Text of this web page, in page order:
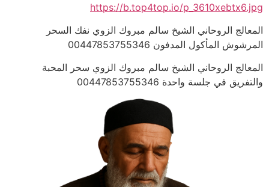
https://b.top4top.io/p_3610xebtx6.jpg
المعالج الروحاني الشيخ سالم مبروك الزوي نفك السحر
المرشوش المأكول المدفون 00447853755346
المعالج الروحاني الشيخ سالم مبروك الزوي سحر المحبة
والتفريق في جلسة واحدة 00447853755346